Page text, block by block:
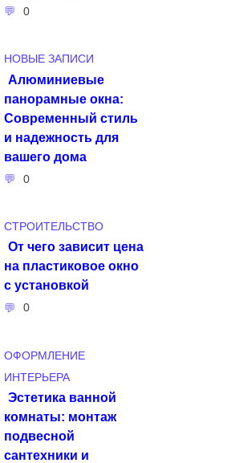
0
НОВЫЕ ЗАПИСИ
Алюминиевые
панорамные окна:
Современный стиль
и надежность для
вашего дома
0
СТРОИТЕЛЬСТВО
От чего зависит цена
на пластиковое окно
с установкой
0
ОФОРМЛЕНИЕ
ИНТЕРЬЕРА
Эстетика ванной
комнаты: монтаж
подвесной
сантехники и